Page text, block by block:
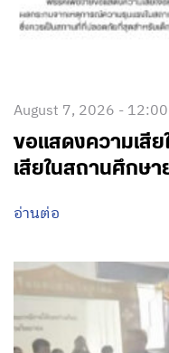
August 7, 2026 - 12:00
ขอแสดงความเสี
เสียในสถานศึกษ
อ่านต่อ